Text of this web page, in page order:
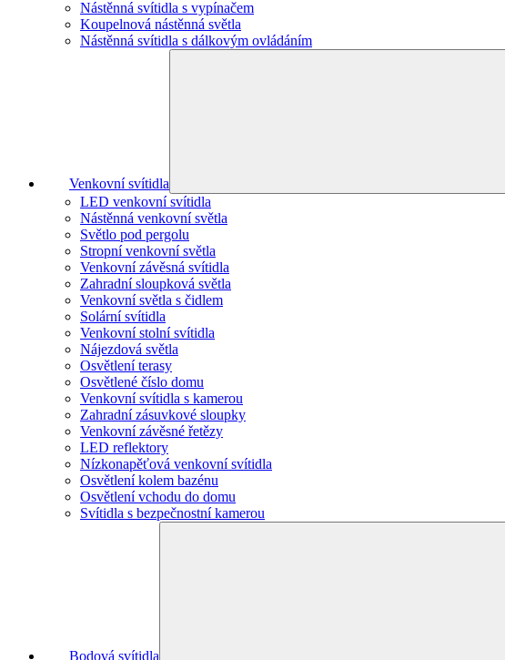
Nástěnná svítidla s vypínačem
Koupelnová nástěnná světla
Nástěnná svítidla s dálkovým ovládáním
Venkovní svítidla
LED venkovní svítidla
Nástěnná venkovní světla
Světlo pod pergolu
Stropní venkovní světla
Venkovní závěsná svítidla
Zahradní sloupková světla
Venkovní světla s čidlem
Solární svítidla
Venkovní stolní svítidla
Nájezdová světla
Osvětlení terasy
Osvětlené číslo domu
Venkovní svítidla s kamerou
Zahradní zásuvkové sloupky
Venkovní závěsné řetězy
LED reflektory
Nízkonapěťová venkovní svítidla
Osvětlení kolem bazénu
Osvětlení vchodu do domu
Svítidla s bezpečnostní kamerou
Bodová svítidla